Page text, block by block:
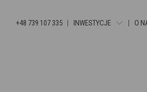
+48 739 107 335 INWESTYCJE O